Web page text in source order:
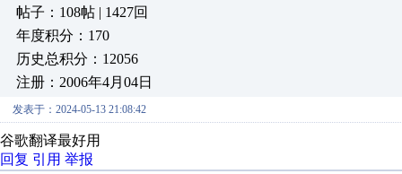
帖子：108帖 | 1427回
年度积分：170
历史总积分：12056
注册：2006年4月04日
发表于：2024-05-13 21:08:42
谷歌翻译最好用
回复 引用 举报